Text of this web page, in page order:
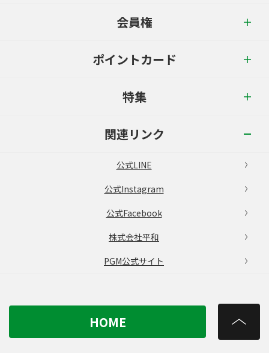
会員権
ポイントカード
特集
関連リンク
公式LINE
公式Instagram
公式Facebook
株式会社平和
PGM公式サイト
HOME